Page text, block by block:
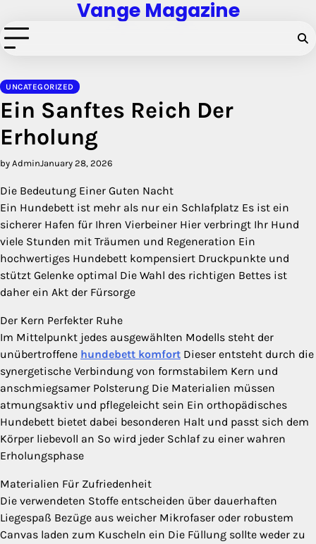
to
content
Vange Magazine
UNCATEGORIZED
Ein Sanftes Reich Der
Erholung
by AdminJanuary 28, 2026
Die Bedeutung Einer Guten Nacht
Ein Hundebett ist mehr als nur ein Schlafplatz Es ist ein
sicherer Hafen für Ihren Vierbeiner Hier verbringt Ihr Hund
viele Stunden mit Träumen und Regeneration Ein
hochwertiges Hundebett kompensiert Druckpunkte und
stützt Gelenke optimal Die Wahl des richtigen Bettes ist
daher ein Akt der Fürsorge
Der Kern Perfekter Ruhe
Im Mittelpunkt jedes ausgewählten Modells steht der
unübertroffene hundebett komfort Dieser entsteht durch die
synergetische Verbindung von formstabilem Kern und
anschmiegsamer Polsterung Die Materialien müssen
atmungsaktiv und pflegeleicht sein Ein orthopädisches
Hundebett bietet dabei besonderen Halt und passt sich dem
Körper liebevoll an So wird jeder Schlaf zu einer wahren
Erholungsphase
Materialien Für Zufriedenheit
Die verwendeten Stoffe entscheiden über dauerhaften
Liegespaß Bezüge aus weicher Mikrofaser oder robustem
Canvas laden zum Kuscheln ein Die Füllung sollte weder zu